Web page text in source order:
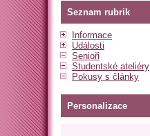
Seznam rubrik
Informace
Události
Senioři
Studentské ateliéry
Pokusy s články
Personalizace